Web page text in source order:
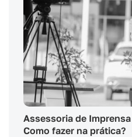
Assessoria de
Como fazer na prática?